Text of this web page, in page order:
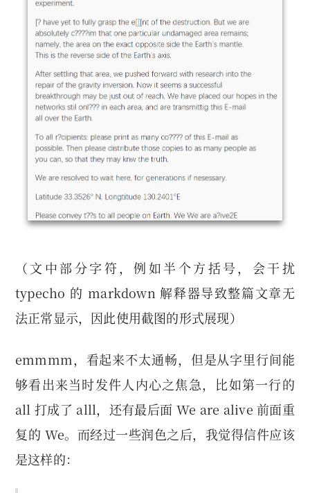
（文中部分字符，例如半个方括号，会干扰
typecho 的 markdown 解释器导致整篇文章无
法正常显示，因此使用截图的形式展现）
emmmm，看起来不太通畅，但是从字里行间能
够看出来当时发件人内心之焦急，比如第一行的
all 打成了 alll，还有最后面 We are alive 前面重
复的 We。而经过一些润色之后，我觉得信件应该
是这样的：